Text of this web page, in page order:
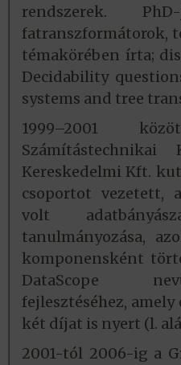
rendszerek.
fatranszformátorok,
témakörében írta;
Decidability
systems and tree
1999–2001
Számítástechnikai
Kereskedelmi Kft.
csoportot vezetett,
volt
tanulmányozása,
komponensként
DataScope
fejlesztéséhez,
két díjat is nyert (l.
2001-tól 2006-ig a